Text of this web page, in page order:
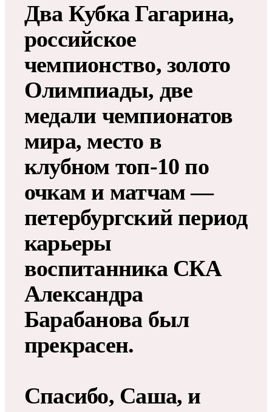
Два Кубка Гагарина,
российское
чемпионство, золото
Олимпиады, две
медали чемпионатов
мира, место в
клубном топ-10 по
очкам и матчам —
петербургский период
карьеры
воспитанника СКА
Александра
Барабанова был
прекрасен.
Спасибо, Саша, и